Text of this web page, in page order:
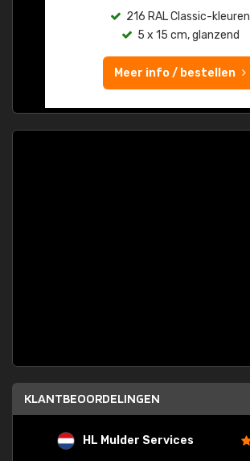
216 RAL Classic-kleuren
5 x 15 cm, glanzend
Meer info / bestellen
KLANTBEOORDELINGEN
HL Mulder Services